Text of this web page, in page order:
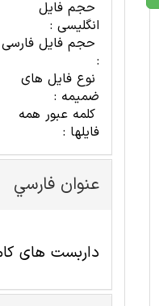
حجم فایل
انگلیسی :
حجم فایل فارسی
:
نوع فایل های
ضمیمه :
کلمه عبور همه
فایلها :
عنوان فارسي
داربست های